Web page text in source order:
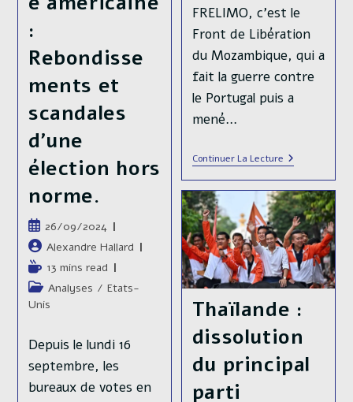
Élections
FRELIMO, c'est le
Front de Libération
du Mozambique, qui a
fait la guerre contre
le Portugal puis a
mené…
Continuer La LectureMozambique
:
L’armée
Tire
À
Balles
Réelles
Sur
Les
Manifestants
Qui
Une
Volée
Par
Le
FRELIMO
:
Rebondisse
ments et
scandales
d’une
élection hors
norme.
Publication
publiée :
26/09/2024
Auteur/autrice
de
la
publication :
Alexandre Hallard
Temps
de
lecture :
13 mins read
Post
category:
Analyses / Etats-
Unis
Depuis le lundi 16
septembre, les
bureaux de votes en
Thaïlande :
dissolution
du principal
parti